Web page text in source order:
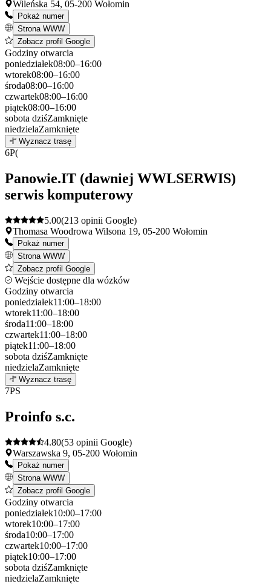
Wileńska 54, 05-200 Wołomin
Pokaż numer
Strona WWW
Zobacz profil Google
Godziny otwarcia
poniedziałek08:00–16:00
wtorek08:00–16:00
środa08:00–16:00
czwartek08:00–16:00
piątek08:00–16:00
sobota dziśZamknięte
niedzielaZamknięte
+
Wyznacz trasę
6P(
Panowie.IT (dawniej WWLSERWIS)
serwis komputerowy
5.00(213 opinii Google)
Thomasa Woodrowa Wilsona 19, 05-200 Wołomin
Pokaż numer
Strona WWW
Zobacz profil Google
Wejście dostępne dla wózków
Godziny otwarcia
poniedziałek11:00–18:00
wtorek11:00–18:00
środa11:00–18:00
czwartek11:00–18:00
piątek11:00–18:00
sobota dziśZamknięte
niedzielaZamknięte
+
Wyznacz trasę
7PS
Proinfo s.c.
4.80(53 opinii Google)
Warszawska 9, 05-200 Wołomin
Pokaż numer
Strona WWW
Zobacz profil Google
Godziny otwarcia
poniedziałek10:00–17:00
wtorek10:00–17:00
środa10:00–17:00
czwartek10:00–17:00
piątek10:00–17:00
sobota dziśZamknięte
niedzielaZamknięte